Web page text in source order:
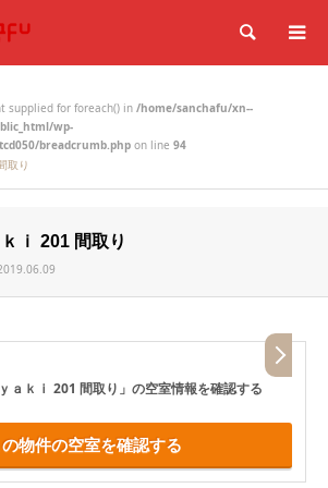
検索
supplied for foreach() in /home/sanchafu/xn--
wp-
breadcrumb.php on line 94
取り
ｉ 201 間取り
ａｋｉ 201 間取り」 の空室情報を確認する
物件の空室を確認する